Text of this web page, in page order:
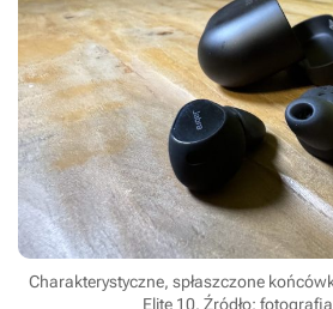
Charakterystyczne, spłaszczone
Elite 10. Źródło: